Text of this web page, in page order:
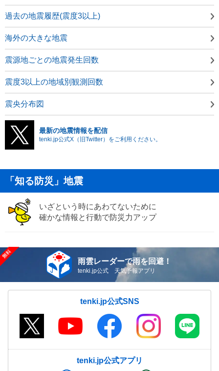
過去の地震履歴(震度3以上)
海外の大きな地震
震源地ごとの地震発生回数
震度3以上の地域別観測回数
震央分布図
最新の地震情報を配信
tenki.jp公式X（旧Twitter）をご利用ください。
「知る防災」地震
いざという時にあわてないために
確かな情報と行動で防災力アップ
雨雲レーダーで雨を回避！
tenki.jp公式 天気予報アプリ
tenki.jp公式SNS
tenki.jp公式アプリ